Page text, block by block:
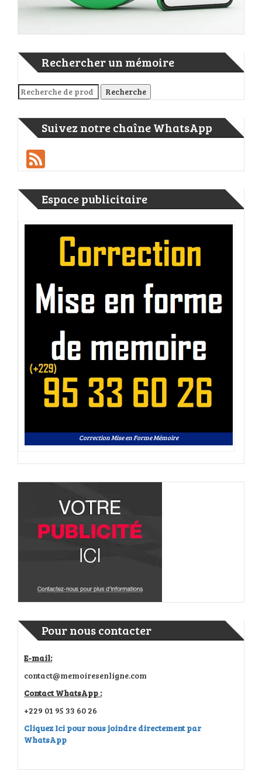
Rechercher un mémoire
Recherche pour : Recherche
Suivez notre chaîne WhatsApp
Espace publicitaire
Correction Mise en Forme Mémoire
Pour nous contacter
E-mail:
contact@memoiresenligne.com
Contact WhatsApp :
+229 01 95 33 60 26
Cliquez Ici pour nous joindre directement par
WhatsApp